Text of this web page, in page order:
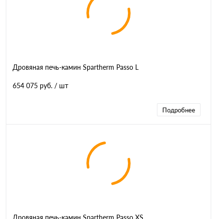
Дровяная печь-камин Spartherm Passo L
654 075 руб. / шт
Подробнее